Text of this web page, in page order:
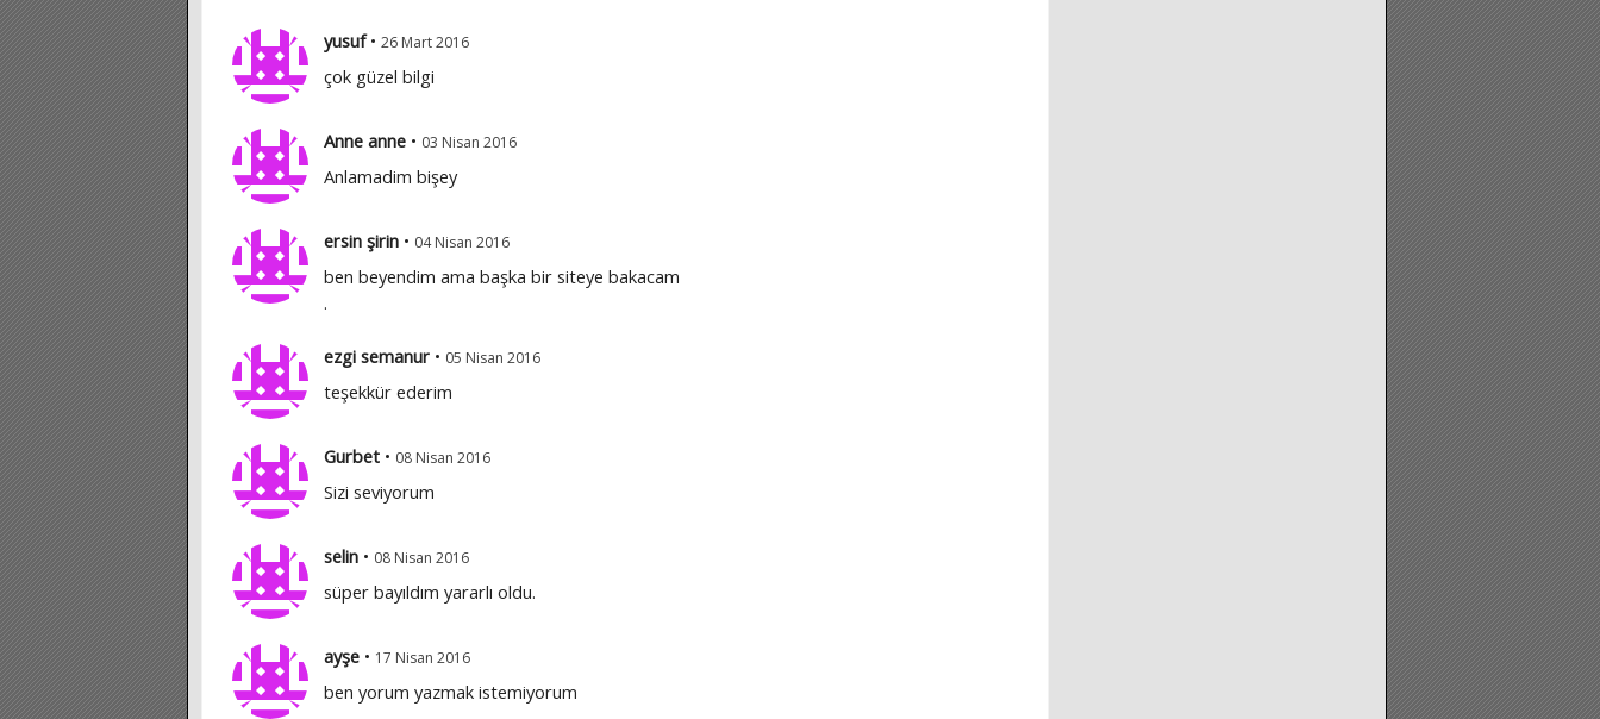
yusuf• 26 Mart 2016
çok güzel bilgi
Anne anne• 03 Nisan 2016
Anlamadim bişey
ersin şirin • 04 Nisan 2016
ben beyendim ama başka bir siteye bakacam
.
ezgi semanur • 05 Nisan 2016
teşekkür ederim
Gurbet • 08 Nisan 2016
Sizi seviyorum
selin• 08 Nisan 2016
süper bayıldım yararlı oldu.
ayşe • 17 Nisan 2016
ben yorum yazmak istemiyorum